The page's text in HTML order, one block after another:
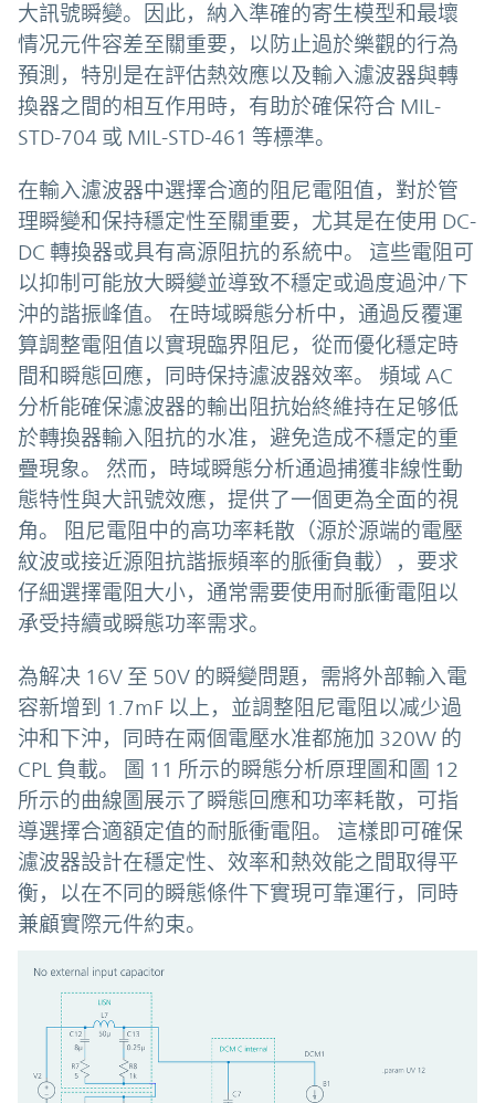
大訊號瞬變。因此，納入準確的寄生模型和最壞
情况元件容差至關重要，以防止過於樂觀的行為
預測，特別是在評估熱效應以及輸入濾波器與轉
換器之間的相互作用時，有助於確保符合 MIL-
STD-704 或 MIL-STD-461 等標準。
在輸入濾波器中選擇合適的阻尼電阻值，對於管
理瞬變和保持穩定性至關重要，尤其是在使用 DC-
DC 轉換器或具有高源阻抗的系統中。 這些電阻可
以抑制可能放大瞬變並導致不穩定或過度過沖/下
沖的諧振峰值。 在時域瞬態分析中，通過反覆運
算調整電阻值以實現臨界阻尼，從而優化穩定時
間和瞬態回應，同時保持濾波器效率。 頻域 AC
分析能確保濾波器的輸出阻抗始終維持在足够低
於轉換器輸入阻抗的水准，避免造成不穩定的重
疊現象。 然而，時域瞬態分析通過捕獲非線性動
態特性與大訊號效應，提供了一個更為全面的視
角。 阻尼電阻中的高功率耗散（源於源端的電壓
紋波或接近源阻抗諧振頻率的脈衝負載），要求
仔細選擇電阻大小，通常需要使用耐脈衝電阻以
承受持續或瞬態功率需求。
為解决 16V 至 50V 的瞬變問題，需將外部輸入電
容新增到 1.7mF 以上，並調整阻尼電阻以减少過
沖和下沖，同時在兩個電壓水准都施加 320W 的
CPL 負載。 圖 11 所示的瞬態分析原理圖和圖 12
所示的曲線圖展示了瞬態回應和功率耗散，可指
導選擇合適額定值的耐脈衝電阻。 這樣即可確保
濾波器設計在穩定性、效率和熱效能之間取得平
衡，以在不同的瞬態條件下實現可靠運行，同時
兼顧實際元件約束。